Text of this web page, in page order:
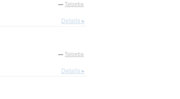
— Tatoeba
Details ▸
— Tatoeba
Details ▸